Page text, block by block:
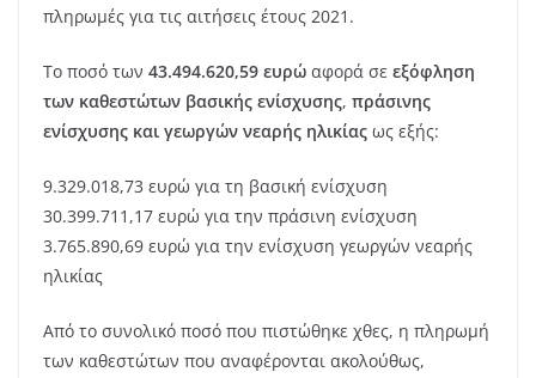
πληρωμές για τις αιτήσεις έτους 2021.
Το ποσό των 43.494.620,59 ευρώ αφορά σε εξόφληση
των καθεστώτων βασικής ενίσχυσης, πράσινης
ενίσχυσης και γεωργών νεαρής ηλικίας ως εξής:
9.329.018,73 ευρώ για τη βασική ενίσχυση
30.399.711,17 ευρώ για την πράσινη ενίσχυση
3.765.890,69 ευρώ για την ενίσχυση γεωργών νεαρής
ηλικίας
Από το συνολικό ποσό που πιστώθηκε χθες, η πληρωμή
των καθεστώτων που αναφέρονται ακολούθως,